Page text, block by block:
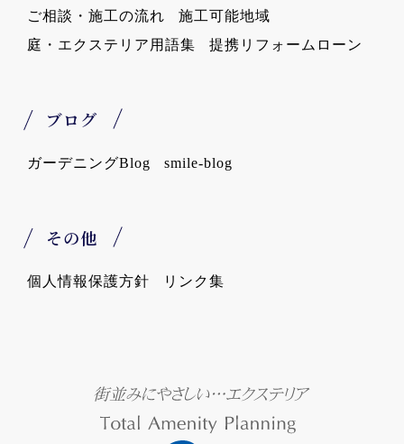
ご相談・施工の流れ
施工可能地域
庭・エクステリア用語集
提携リフォームローン
ブログ
ガーデニングBlog smile-blog
その他
個人情報保護方針 リンク集